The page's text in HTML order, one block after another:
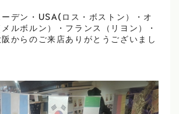
デン・USA(ロス・ボストン）・オ
ルボルン）・フランス（リヨン）・
からのご来店ありがとうございまし